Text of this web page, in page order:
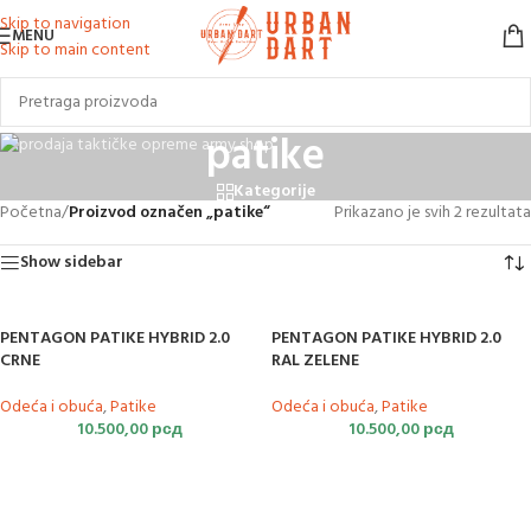
Skip to navigation
Skip to main content
MENU
patike
Kategorije
Početna/Proizvod označen „patike“
Prikazano je svih 2 rezultata
Show sidebar
PENTAGON PATIKE HYBRID 2.0
CRNE
Odeća i obuća,Patike
10.500,00рсд
PENTAGON PATIKE HYBRID 2.0
RAL ZELENE
Odeća i obuća,Patike
10.500,00рсд